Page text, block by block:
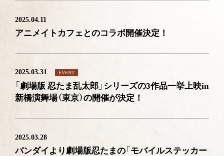
2025.04.11
アニメイトカフェとのコラボ開催決定！
2025.03.31 EVENT
「劇場版 忍たま乱太郎」シリーズの3作品一挙上映in
新橋演舞場（東京）の開催が決定！
2025.03.28
バンダイより劇場版忍たまの「モバイルステッカー